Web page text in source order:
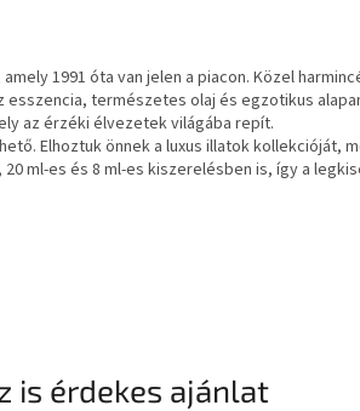
1991 óta van jelen a piacon. Közel
természetes olaj és egzotikus
az érzéki élvezetek világába repít.
Elhoztuk önnek a luxus illatok kollekcióját,
ml-es és 8 ml-es kiszerelésben is, így a
is érdekes ajánlat